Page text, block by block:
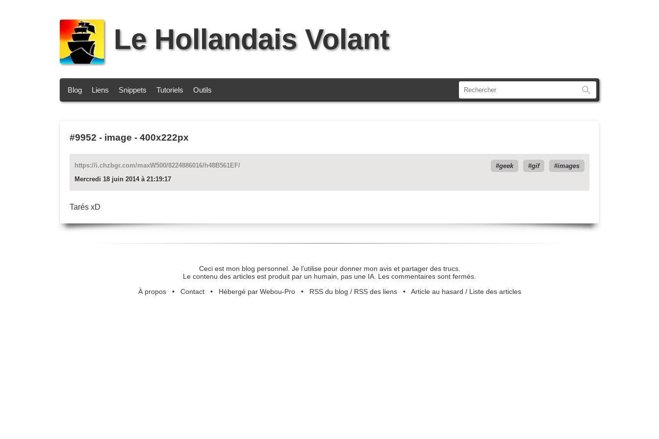
Le Hollandais Volant
Blog Liens Snippets Tutoriels Outils
#9952 - image - 400x222px
https://i.chzbgr.com/maxW500/8224886016/h48B561EF/ geek gif
images
Mercredi 18 juin 2014 à 21:19:17
Tarés xD
Ceci est mon blog personnel. Je l’utilise pour donner mon avis et partager des trucs.
Le contenu des articles est produit par un humain, pas une IA. Les commentaires sont fermés.
À propos• Contact• Hébergé par Webou-Pro• RSS du blog / RSS des liens• Article au hasard / Liste des articles